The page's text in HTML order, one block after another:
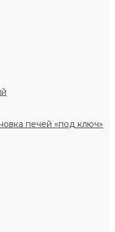
печей «под ключ»